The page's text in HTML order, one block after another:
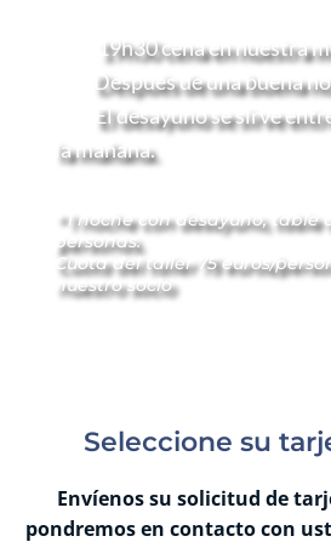
19h30 cena en nuestra
Después de una buena
la mañana.
* 1 noche con desayuno, table
personas.
Cuota del taller 75 euros/
nuestro socio
Seleccione su
Envíenos su solicitud de
pondremos en contacto con